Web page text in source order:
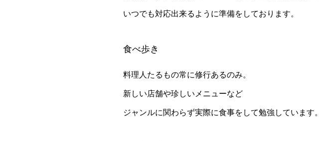
いつでも対応出来るように準備をしております。
食べ歩き
料理人たるもの常に修行あるのみ。
新しい店舗や珍しいメニューなど
ジャンルに関わらず実際に食事をして勉強しています。